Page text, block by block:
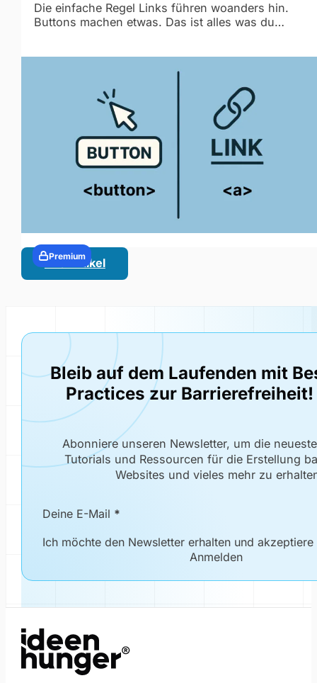
Die einfache Regel Links führen woanders hin.
Buttons machen etwas. Das ist alles was du…
Premium
Alle Artikel
Bleib auf dem Laufenden mit
Practices zur Barrierefreiheit!
Abonniere unseren Newsletter, um die
Tutorials und Ressourcen für die Erstellung
Websites und vieles mehr zu
Newsletter Formular
Deine E-Mail *
Ich möchte den Newsletter erhalten und
Anmelden